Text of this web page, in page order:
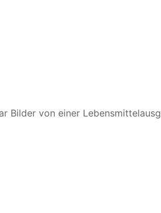
Bilder von einer